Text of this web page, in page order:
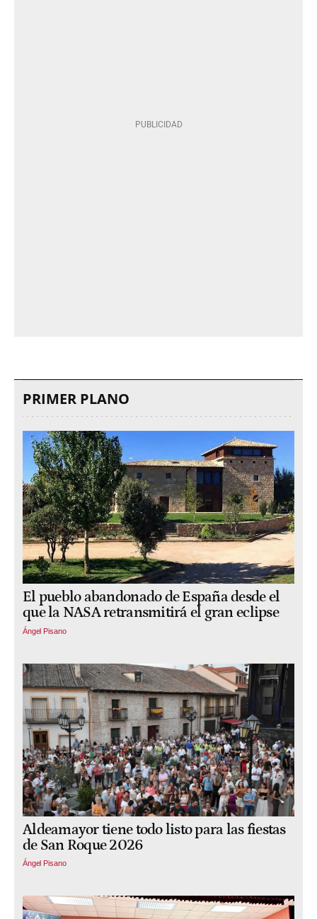
PRIMER PLANO
El pueblo abandonado de España desde el
que la NASA retransmitirá el gran eclipse
Ángel Pisano
Aldeamayor tiene todo listo para las fiestas
de San Roque 2026
Ángel Pisano